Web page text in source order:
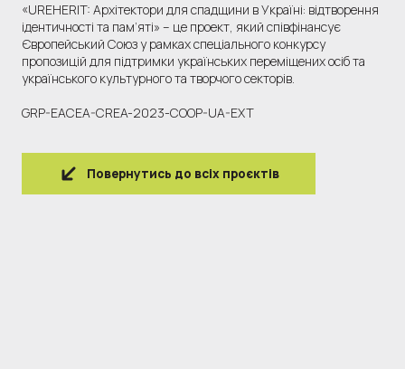
«UREHERIT: Архітектори для спадщини в Україні: відтворення
ідентичності та пам’яті» – це проект, який співфінансує
Європейський Союз у рамках спеціального конкурсу
пропозицій для підтримки українських переміщених осіб та
українського культурного та творчого секторів.
GRP-EACEA-CREA-2023-COOP-UA-EXT
Повернутись до всіх проєктів